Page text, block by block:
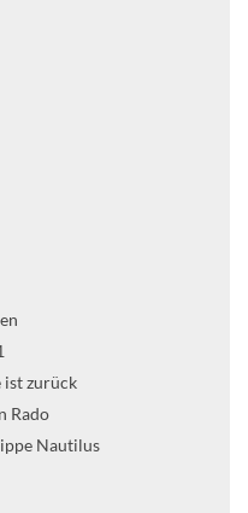
ist zurück
Rado
Nautilus